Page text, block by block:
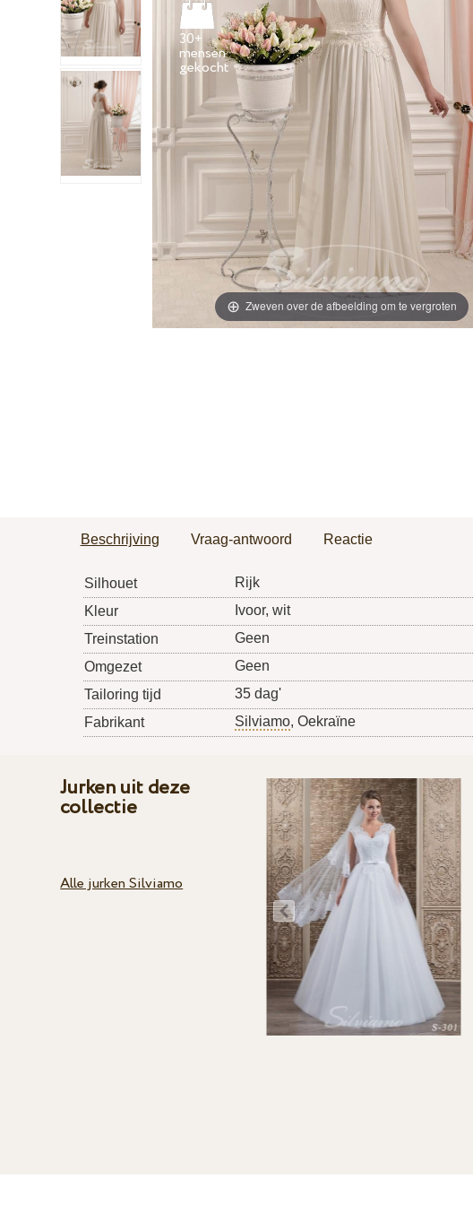
Zweven over de afbeelding om te vergroten
30+
mensen
gekocht
Beschrijving Vraag-antwoord Reactie
Silhouet
Rijk
Kleur
Ivoor, wit
Treinstation
Geen
Omgezet
Geen
Tailoring tijd
35 dag'
Fabrikant
Silviamo, Oekraïne
Jurken uit deze
collectie
Alle jurken Silviamo